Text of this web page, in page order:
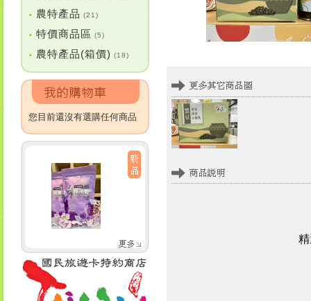
• 農特產品 (21)
• 特價商品區 (5)
• 農特產品(箱價) (18)
您目前還沒有選購任何商品